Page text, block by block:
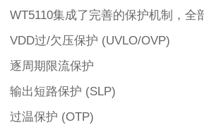
WT5110集成了完善的保护机制，全
VDD过/欠压保护 (UVLO/OVP)
逐周期限流保护
输出短路保护 (SLP)
过温保护 (OTP)